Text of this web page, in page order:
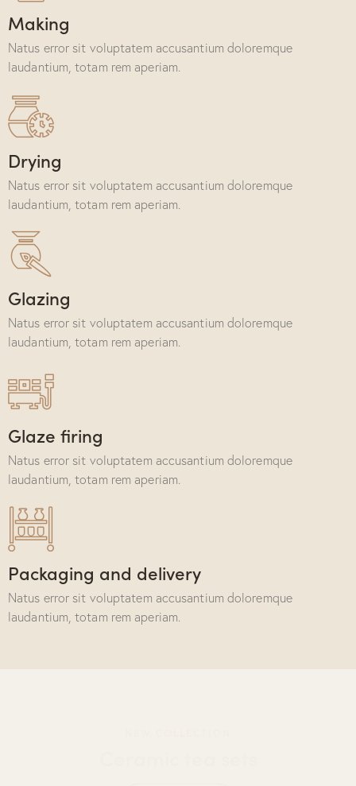
Making
Natus error sit voluptatem accusantium doloremque
laudantium, totam rem aperiam.
Drying
Natus error sit voluptatem accusantium doloremque
laudantium, totam rem aperiam.
Glazing
Natus error sit voluptatem accusantium doloremque
laudantium, totam rem aperiam.
Glaze firing
Natus error sit voluptatem accusantium doloremque
laudantium, totam rem aperiam.
Packaging and delivery
Natus error sit voluptatem accusantium doloremque
laudantium, totam rem aperiam.